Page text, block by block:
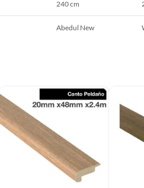
240 cm
Abedul New